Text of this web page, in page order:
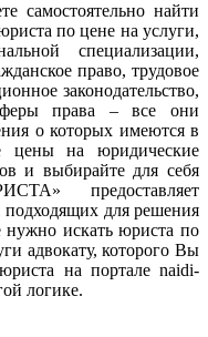
самостоятельно найти
по цене на услуги,
специализации,
право, трудовое
законодательство,
права – все они
о которых имеются в
цены на юридические
и выбирайте для себя
предоставляет
подходящих для решения
искать юриста по
адвокату, которого Вы
на портале naidi-
логике.